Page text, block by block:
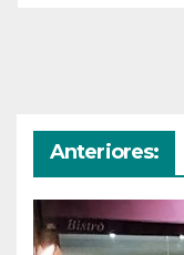
Anteriores: